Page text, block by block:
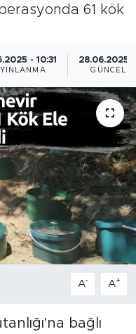
61 kök
- 10:31 28.06.2025 -
A- A+
bağlı